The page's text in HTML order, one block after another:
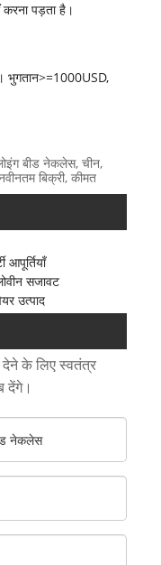
पड़ता है।
भुगतान>=1000USD,
बीड नेकलेस, चीन,
बिक्री, कीमत
आपूर्तियाँ
सजावट
उत्पाद
देने के लिए स्वतंत्र
देंगे।